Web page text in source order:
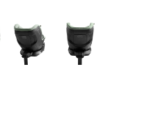
Outlet
Opas